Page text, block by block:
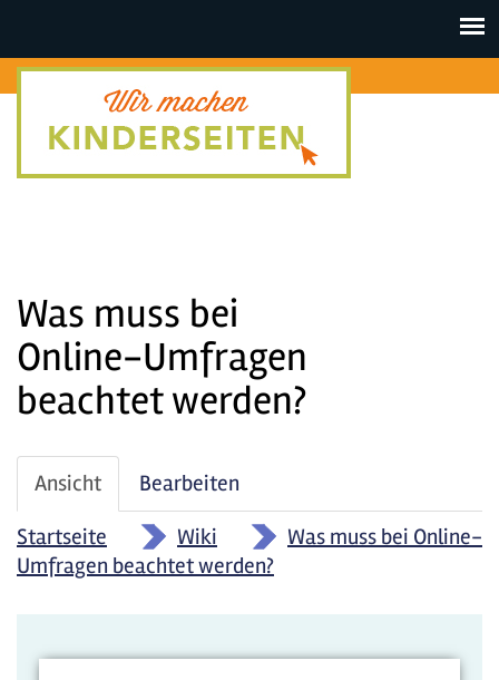
Toggle
Was muss bei
Online-Umfragen
beachtet werden?
Haupt-
Reiter
Ansicht (aktiver
Reiter)
Bearbeiten
Startseite
» Wiki »
Was muss bei Online-
Umfragen beachtet werden?